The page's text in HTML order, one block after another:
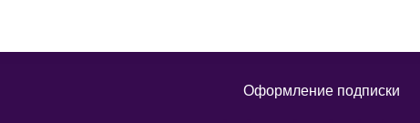
Оформление подписки